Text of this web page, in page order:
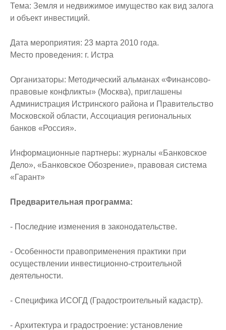
Тема: Земля и недвижимое имущество как вид залога
и объект инвестиций.
Дата мероприятия: 23 марта 2010 года.
Место проведения: г. Истра
Организаторы: Методический альманах «Финансово-
правовые конфликты» (Москва), приглашены
Администрация Истринского района и Правительство
Московской области, Ассоциация региональных
банков «Россия».
Информационные партнеры: журналы «Банковское
Дело», «Банковское Обозрение», правовая система
«Гарант»
Предварительная программа:
- Последние изменения в законодательстве.
- Особенности правоприменения практики при
осуществлении инвестиционно-строительной
деятельности.
- Специфика ИСОГД (Градостроительный кадастр).
- Архитектура и градостроение: установление